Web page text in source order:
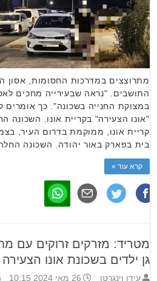
מתרוצצים במדרכות החסומות, אסון
התושבים. "נראה שבעירייה מחכים
במצוקת החנייה בשכונה". כך אומרים
"אונו הצעירה" בקריית אונו. השכונה
קריית אונו, ממוקמת בדרום העיר,
בית בפארק באור יהודה. השכונה
קרא עוד »
מטריד: מזרקים זרוקים עם
גן ילדים בשכונת אונו הצעירה
עידו וינגרטן 26 מאי 2024 10:15